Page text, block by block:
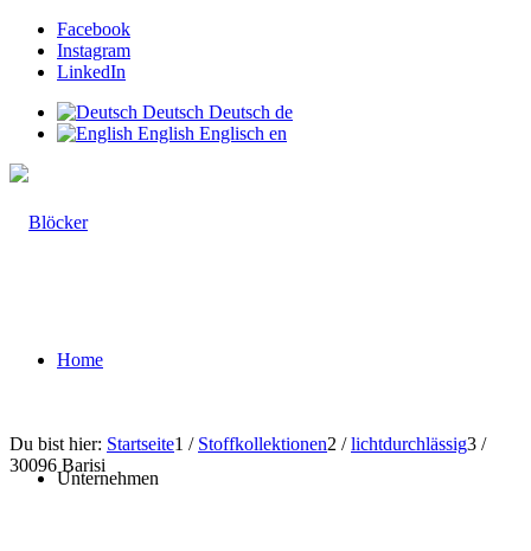
Facebook
Instagram
LinkedIn
Deutsch Deutsch de
English Englisch en
Home
Unternehmen
Du bist hier: Startseite1 / Stoffkollektionen2 / lichtdurchlässig3 /
30096 Barisi